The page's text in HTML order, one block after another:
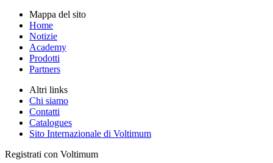
Mappa del sito
Home
Notizie
Academy
Prodotti
Partners
Altri links
Chi siamo
Contatti
Catalogues
Sito Internazionale di Voltimum
Registrati con Voltimum